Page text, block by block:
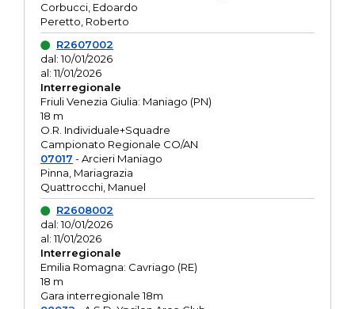
Corbucci, Edoardo
Peretto, Roberto
R2607002
dal: 10/01/2026
al: 11/01/2026
Interregionale
Friuli Venezia Giulia: Maniago (PN)
18 m
O.R. Individuale+Squadre
Campionato Regionale CO/AN
07017 - Arcieri Maniago
Pinna, Mariagrazia
Quattrocchi, Manuel
R2608002
dal: 10/01/2026
al: 11/01/2026
Interregionale
Emilia Romagna: Cavriago (RE)
18 m
Gara interregionale 18m